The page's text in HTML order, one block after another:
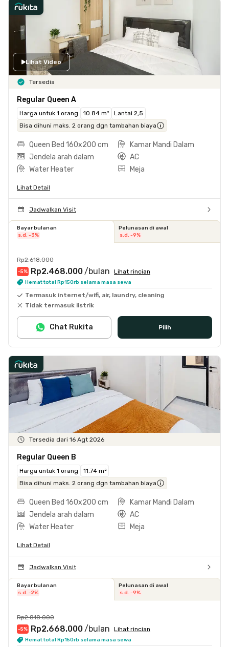
Lihat Video
Tersedia
Regular Queen A
Harga untuk 1 orang 10.84 m²
Lantai 2,5
Bisa dihuni maks. 2 orang dgn tambahan biaya
Queen Bed 160x200 cm
Kamar Mandi Dalam
Jendela arah dalam
AC
Water Heater
Meja
Lihat Detail
Jadwalkan Visit
Bayar bulanan
s.d. -3%
Pelunasan di awal
s.d. -9%
Rp2.618.000
-5% Rp2.468.000 /bulan Lihat rincian
Hemat total Rp150rb selama masa sewa
Termasuk internet/wifi, air, laundry, cleaning
Tidak termasuk listrik
Pilih
Chat Rukita
Tersedia dari 16 Agt 2026
Regular Queen B
Harga untuk 1 orang
11.74 m²
Bisa dihuni maks. 2 orang dgn tambahan biaya
Queen Bed 160x200 cm
Kamar Mandi Dalam
Jendela arah dalam
AC
Water Heater
Meja
Lihat Detail
Jadwalkan Visit
Bayar bulanan
s.d. -2%
Pelunasan di awal
s.d. -9%
Rp2.818.000
-5% Rp2.668.000 /bulan Lihat rincian
Hemat total Rp150rb selama masa sewa